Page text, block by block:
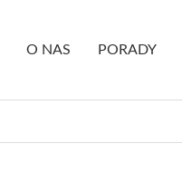
O NAS PORADY